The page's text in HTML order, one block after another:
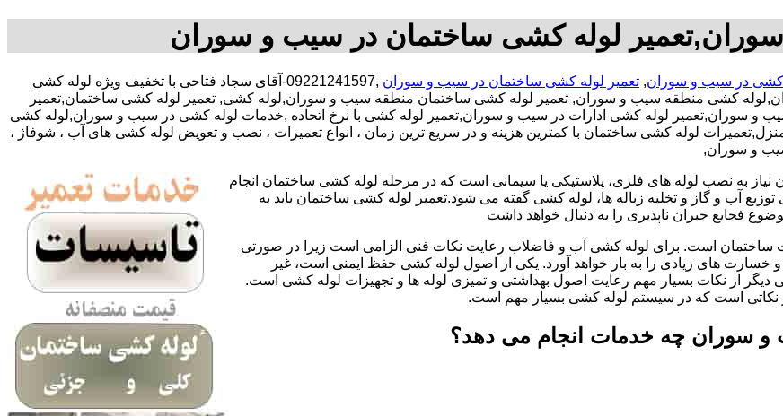
لوله کشی ساختمان در سیب و سوران
کشی در سیب و سوران, تعمیر لوله کشی ساختمان در سیب و سوران
,09221241597-آقای سجاد فتاحی با تخفیف ویژه لوله کشی
کشی منطقه سیب و سوران, تعمیر لوله کشی ساختمان منطقه سیب و سوران,لوله کشی, تعمیر لوله کشی ساختمان,تعمیر
سوران,تعمیر لوله کشی ادارات در سیب و سوران,تعمیر لوله کشی با نرخ اتحاده ,خدمات لوله کشی در سیب و سوران,لوله کشی
لوله کشی ساختمان با کمترین هزینه و در سریع ترین زمان ، انواع تعمیرات ، نصب و تعویض لوله کشی های آب ، شوفاژ ،
و سوران,
نیاز به نصب لوله های فلزی، پلاستیکی یا سیمانی است که در مرحله لوله کشی ساختمان انجام
آب و گاز و تخلیه زباله ها، لوله کشی گفته می شود.تعمیر لوله کشی ساختمان باید به
فجایع جبران ناپذیری را به دنبال خواهد داشت
است. برای لوله کشی آب و فاضلاب رعایت نکات فنی الزامی است زیرا در صورتی
خسارت های زیادی را به بار خواهد آورد. یکی از اصول لوله کشی حفظ ایمنی است، غیر
دیگر از نکات بسیار مهم رعایت اصول بهداشتی و تمیزی لوله ها و تجهیزات لوله کشی است.
نکاتی است که در سیستم لوله کشی بسیار مهم است.
سوران چه خدمات انجام می دهد؟